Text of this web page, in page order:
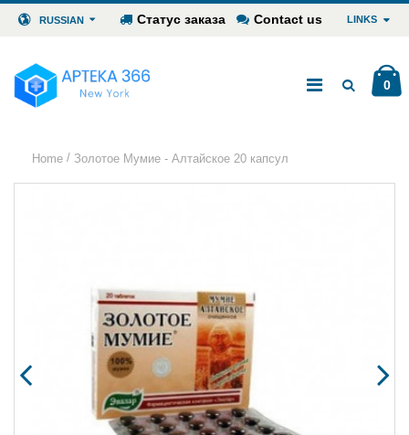
RUSSIAN Статус заказа Contact us LINKS
0
Home / Золотое Мумие - Алтайское 20 капсул